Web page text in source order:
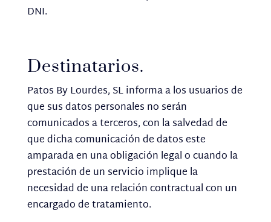
DNI.
Destinatarios.
Patos By Lourdes, SL informa a los usuarios de
que sus datos personales no serán
comunicados a terceros, con la salvedad de
que dicha comunicación de datos este
amparada en una obligación legal o cuando la
prestación de un servicio implique la
necesidad de una relación contractual con un
encargado de tratamiento.